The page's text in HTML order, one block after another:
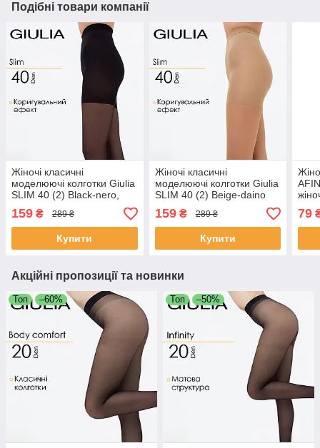
Подібні товари компанії
Жіночі класичні
моделюючі колготки Giulia
SLIM 40 (2) Black-nero,
коригувальні вироби
159 ₴ 289 ₴
Купити
Жіночі класичні
моделюючі колготки Giulia
SLIM 40 (2) Beige-daino
утягувальні колготи
159₴ 289 ₴
Купити
без
79
Акційні пропозиції та новинки
Топ –60% Топ –50%